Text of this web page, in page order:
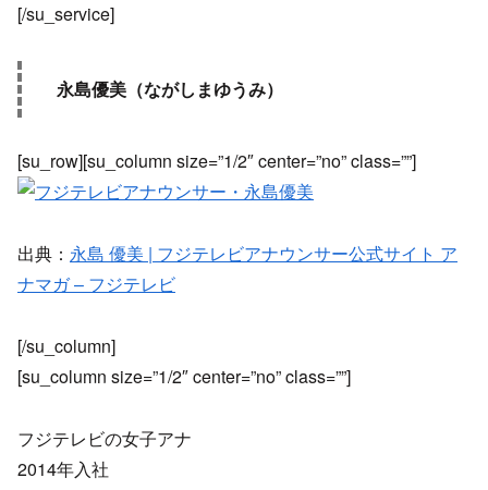
[/su_service]
永島優美（ながしまゆうみ）
[su_row][su_column size=”1/2″ center=”no” class=””]
出典： 永島 優美 | フジテレビアナウンサー公式サイト ア
ナマガ – フジテレビ
[/su_column]
[su_column size=”1/2″ center=”no” class=””]
フジテレビの女子アナ
2014年入社